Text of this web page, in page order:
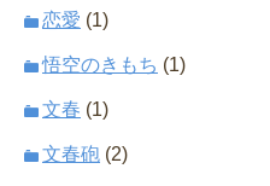
恋愛 (1)
悟空のきもち (1)
文春 (1)
文春砲 (2)